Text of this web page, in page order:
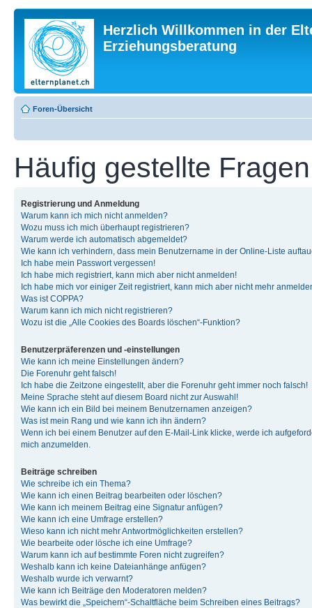
Herzlich Willkommen in der
Erziehungsberatung
Foren-Übersicht
Häufig gestellte Fragen
Registrierung und Anmeldung
Warum kann ich mich nicht anmelden?
Wozu muss ich mich überhaupt registrieren?
Warum werde ich automatisch abgemeldet?
Wie kann ich verhindern, dass mein Benutzername in der Online-Liste
Ich habe mein Passwort vergessen!
Ich habe mich registriert, kann mich aber nicht anmelden!
Ich habe mich vor einiger Zeit registriert, kann mich aber nicht mehr
Was ist COPPA?
Warum kann ich mich nicht registrieren?
Wozu ist die „Alle Cookies des Boards löschen“-Funktion?
Benutzerpräferenzen und -einstellungen
Wie kann ich meine Einstellungen ändern?
Die Forenuhr geht falsch!
Ich habe die Zeitzone eingestellt, aber die Forenuhr geht immer noch falsch!
Meine Sprache steht auf diesem Board nicht zur Auswahl!
Wie kann ich ein Bild bei meinem Benutzernamen anzeigen?
Was ist mein Rang und wie kann ich ihn ändern?
Wenn ich bei einem Benutzer auf den E-Mail-Link klicke, werde ich
mich anzumelden.
Beiträge schreiben
Wie schreibe ich ein Thema?
Wie kann ich einen Beitrag bearbeiten oder löschen?
Wie kann ich meinem Beitrag eine Signatur anfügen?
Wie kann ich eine Umfrage erstellen?
Wieso kann ich nicht mehr Antwortmöglichkeiten erstellen?
Wie bearbeite oder lösche ich eine Umfrage?
Warum kann ich auf bestimmte Foren nicht zugreifen?
Weshalb kann ich keine Dateianhänge anfügen?
Weshalb wurde ich verwarnt?
Wie kann ich Beiträge den Moderatoren melden?
Was bewirkt die „Speichern“-Schaltfläche beim Schreiben eines Beitrags?